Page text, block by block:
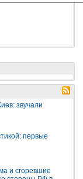
звучали
первые
и сгоревшие